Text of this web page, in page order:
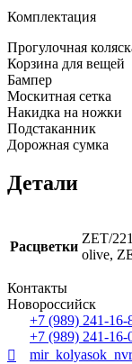
Комплектация
Прогулочная
Корзина для вещей
Бампер
Москитная сетка
Накидка на ножки
Подстаканник
Дорожная сумка
Детали
Расцветки
ZET/
olive,
Контакты
Новороссийск
+7 (989) 241-16-
+7 (989) 241-16-